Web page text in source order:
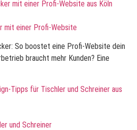
mit einer Profi-Website
So boostet eine Profi-Website dein
braucht mehr Kunden? Eine
und Schreiner